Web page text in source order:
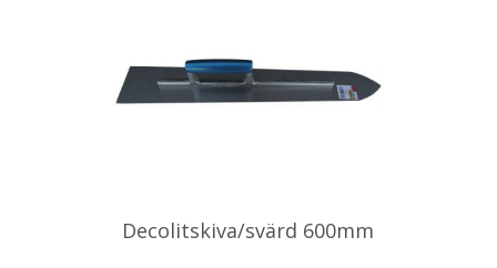
Decolitskiva/svärd 600mm